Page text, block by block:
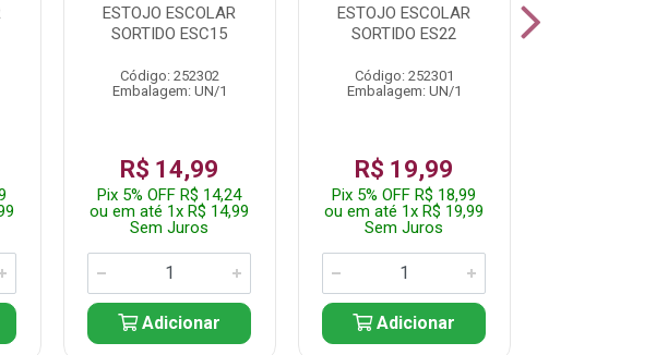
ESTOJO ESCOLAR
SORTIDO ESC15
Código: 252302
Embalagem: UN/1
R$ 14,99
Pix 5% OFF R$ 14,24
ou em até 1x R$ 14,99
Sem Juros
Adicionar
ESTOJO ESCOLAR
SORTIDO ES22
Código: 252301
Embalagem: UN/1
R$ 19,99
Pix 5% OFF R$ 18,99
ou em até 1x R$ 19,99
Sem Juros
Adicionar